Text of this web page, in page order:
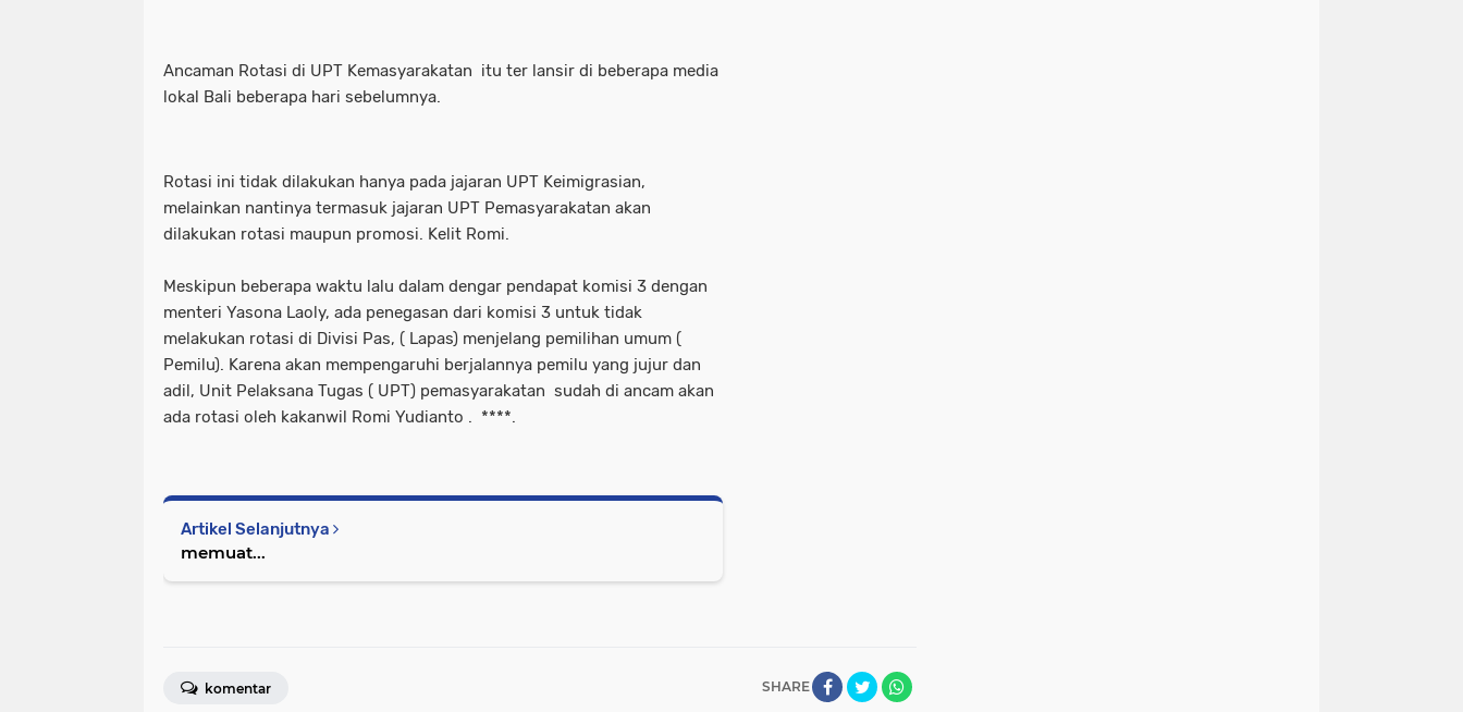
Ancaman Rotasi di UPT Kemasyarakatan itu ter lansir di beberapa media
lokal Bali beberapa hari sebelumnya.
Rotasi ini tidak dilakukan hanya pada jajaran UPT Keimigrasian,
melainkan nantinya termasuk jajaran UPT Pemasyarakatan akan
dilakukan rotasi maupun promosi. Kelit Romi.
Meskipun beberapa waktu lalu dalam dengar pendapat komisi 3 dengan
menteri Yasona Laoly, ada penegasan dari komisi 3 untuk tidak
melakukan rotasi di Divisi Pas, ( Lapas) menjelang pemilihan umum (
Pemilu). Karena akan mempengaruhi berjalannya pemilu yang jujur dan
adil, Unit Pelaksana Tugas ( UPT) pemasyarakatan sudah di ancam akan
ada rotasi oleh kakanwil Romi Yudianto . ****.
Artikel Selanjutnya
memuat...
SHARE
komentar